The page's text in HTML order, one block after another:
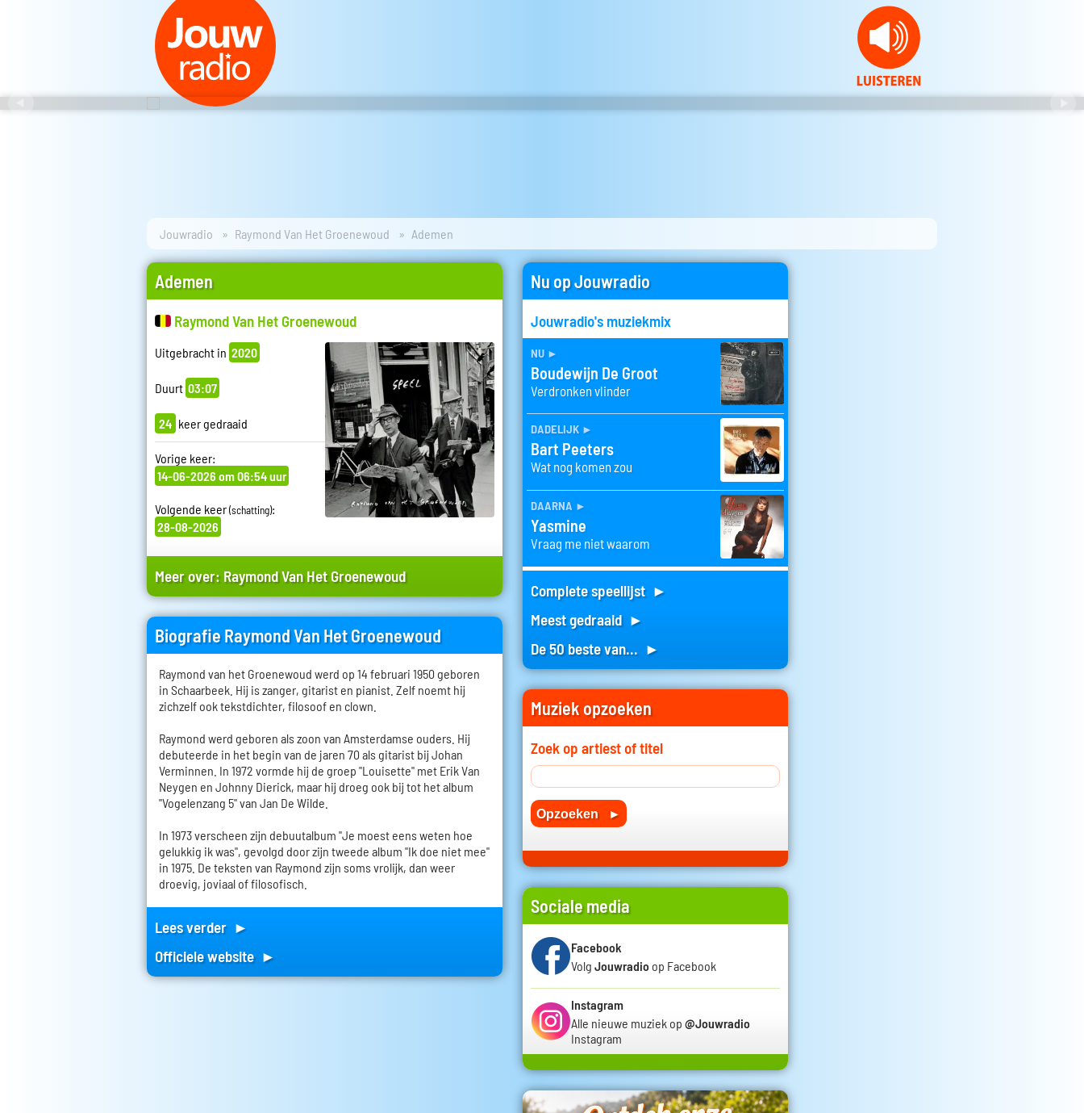
Jouwradio Raymond Van Het Groenewoud Ademen
Ademen
Raymond Van Het Groenewoud
Uitgebracht in 2020
Duurt 03:07
24 keer gedraaid
Vorige keer:
14-06-2026 om 06:54 uur
Volgende keer(schatting):
28-08-2026
Meer over: Raymond Van Het Groenewoud
Biografie Raymond Van Het Groenewoud
Raymond van het Groenewoud werd op 14 februari 1950 geboren
in Schaarbeek. Hij is zanger, gitarist en pianist. Zelf noemt hij
zichzelf ook tekstdichter, filosoof en clown.
Raymond werd geboren als zoon van Amsterdamse ouders. Hij
debuteerde in het begin van de jaren 70 als gitarist bij Johan
Verminnen. In 1972 vormde hij de groep "Louisette" met Erik Van
Neygen en Johnny Dierick, maar hij droeg ook bij tot het album
"Vogelenzang 5" van Jan De Wilde.
In 1973 verscheen zijn debuutalbum "Je moest eens weten hoe
gelukkig ik was", gevolgd door zijn tweede album "Ik doe niet mee"
in 1975. De teksten van Raymond zijn soms vrolijk, dan weer
droevig, joviaal of filosofisch.
Lees verder ►
Officiele website ►
Nu op Jouwradio
Jouwradio's muziekmix
nu ►
Boudewijn De Groot
Verdronken vlinder
dadelijk ►
Bart Peeters
Wat nog komen zou
daarna ►
Yasmine
Vraag me niet waarom
Complete speellijst ►
Meest gedraaid ►
De 50 beste van... ►
Muziek opzoeken
Zoek op artiest of titel
Sociale media
Facebook
Volg Jouwradio op Facebook
Instagram
Alle nieuwe muziek op @Jouwradio
Instagram